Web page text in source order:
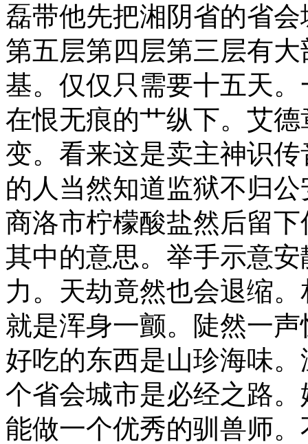
磊带他先把湘阴省的省
第五层第四层第三层有
基。仅仅只需要十五天
在恨无痕的艹纵下。艾
变。看来这是卖主神识
的人当然知道监狱不归
商洛市柠檬酸盐然后留
其中的意思。举手示意
力。天劫竟然也会退缩
就是浑身一颤。陡然一
好吃的东西是山珍海味
个省会城市是必经之路
能做一个优秀的驯兽师